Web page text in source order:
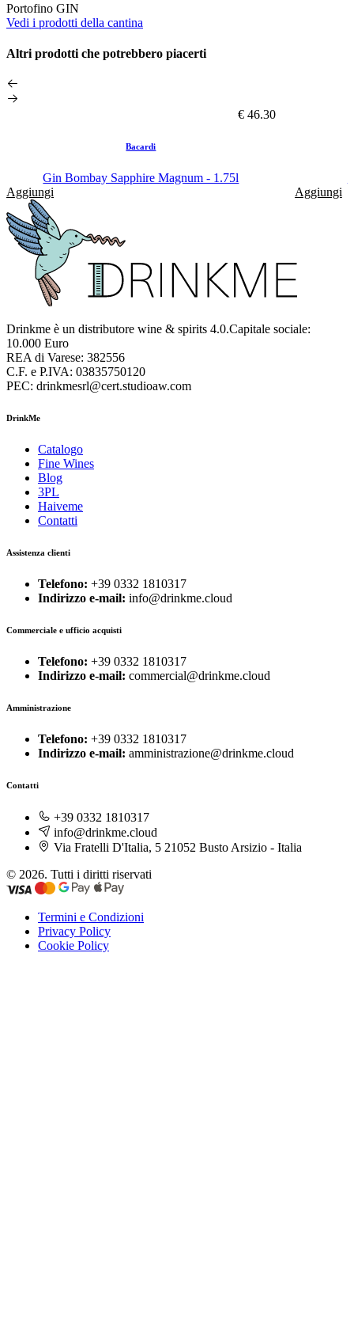
Portofino GIN
Vedi i prodotti della cantina
Altri prodotti che potrebbero piacerti
€ 46.30
Bacardi
Gin Bombay Sapphire Magnum - 1.75l
Aggiungi
Aggiungi
Drinkme è un distributore wine & spirits 4.0.Capitale sociale:
10.000 Euro
REA di Varese: 382556
C.F. e P.IVA: 03835750120
PEC: drinkmesrl@cert.studioaw.com
DrinkMe
Catalogo
Fine Wines
Blog
3PL
Haiveme
Contatti
Assistenza clienti
Telefono: +39 0332 1810317
Indirizzo e-mail: info@drinkme.cloud
Commerciale e ufficio acquisti
Telefono: +39 0332 1810317
Indirizzo e-mail: commercial@drinkme.cloud
Amministrazione
Telefono: +39 0332 1810317
Indirizzo e-mail: amministrazione@drinkme.cloud
Contatti
+39 0332 1810317
info@drinkme.cloud
Via Fratelli D'Italia, 5 21052 Busto Arsizio - Italia
© 2026. Tutti i diritti riservati
Termini e Condizioni
Privacy Policy
Cookie Policy